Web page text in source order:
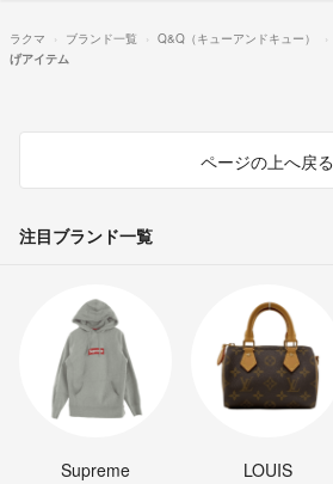
ラクマ ブランド一覧 Q&Q（キューアンドキュー）
げアイテム
ページの上へ戻る
注目ブランド一覧
Supreme
LOUIS